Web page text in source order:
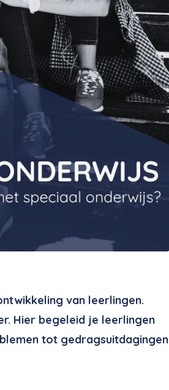
van leerlingen.
Hier begeleid je leerlingen
tot gedragsuitdagingen